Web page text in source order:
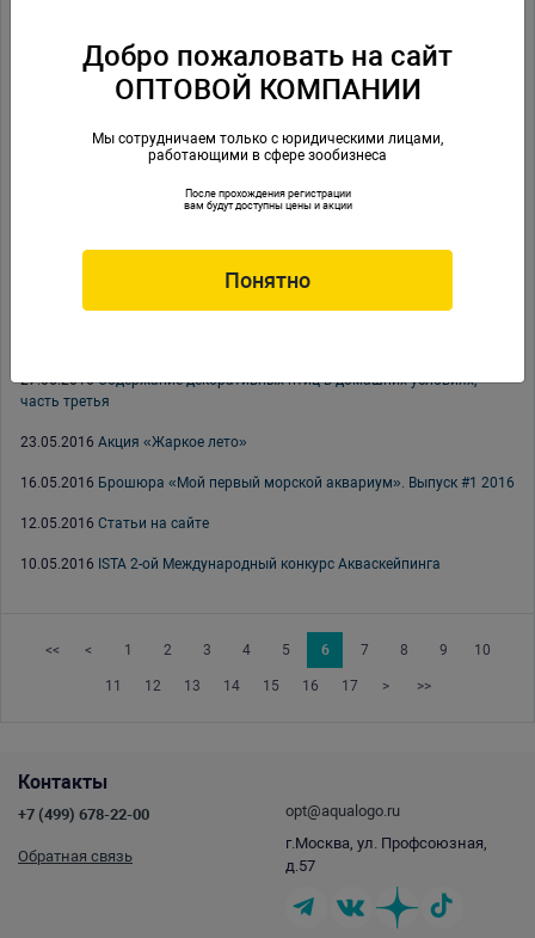
07.09.2016 Новинка. Профессиональная морская соль PRIME
Кокосовый уголь Прайм для пресноводных и морских
Обзор линейки кормов Witte Molen для попугаев
08.06.2016
27.05.2016Содержание декоративных птиц в домашних условиях,
часть третья
23.05.2016 Акция «Жаркое лето»
16.05.2016 Брошюра «Мой первый морской аквариум». Выпуск #1 2016
12.05.2016 Статьи на сайте
10.05.2016 ISTA 2-ой Международный конкурс Акваскейпинга
<< < 1 2 3 4 5 6 7 8 9 10
11 12 13 14 15 16 17 > >>
Контакты
+7 (499) 678-22-00
Обратная связь
opt@aqualogo.ru
г.Москва, ул. Профсоюзная,
д.57
Добро пожаловать на сайт
ОПТОВОЙ КОМПАНИИ
Мы сотрудничаем только с юридическими лицами,
работающими в сфере зообизнеса
После прохождения регистрации
вам будут доступны цены и акции
Понятно